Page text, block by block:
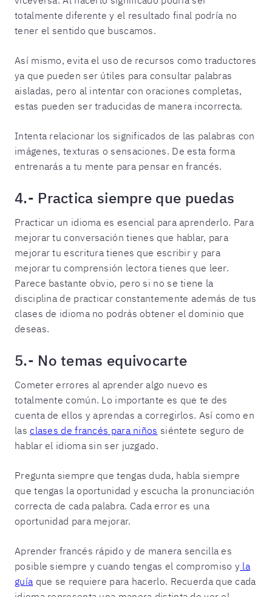
totalmente diferente y el resultado final podría no
tener el sentido que buscamos.
Así mismo, evita el uso de recursos como traductores
ya que pueden ser útiles para consultar palabras
aisladas, pero al intentar con oraciones completas,
estas pueden ser traducidas de manera incorrecta.
Intenta relacionar los significados de las palabras con
imágenes, texturas o sensaciones. De esta forma
entrenarás a tu mente para pensar en francés.
4.- Practica siempre que puedas
Practicar un idioma es esencial para aprenderlo. Para
mejorar tu conversación tienes que hablar, para
mejorar tu escritura tienes que escribir y para
mejorar tu comprensión lectora tienes que leer.
Parece bastante obvio, pero si no se tiene la
disciplina de practicar constantemente además de tus
clases de idioma no podrás obtener el dominio que
deseas.
5.- No temas equivocarte
Cometer errores al aprender algo nuevo es
totalmente común. Lo importante es que te des
cuenta de ellos y aprendas a corregirlos. Así como en
lasclases de francés para niños siéntete seguro de
hablar el idioma sin ser juzgado.
Pregunta siempre que tengas duda, habla siempre
que tengas la oportunidad y escucha la pronunciación
correcta de cada palabra. Cada error es una
oportunidad para mejorar.
Aprender francés rápido y de manera sencilla es
posible siempre y cuando tengas el compromiso y la
guía que se requiere para hacerlo. Recuerda que cada